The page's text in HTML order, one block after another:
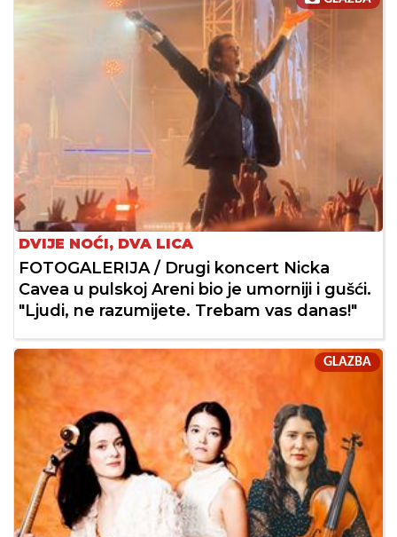
DVIJE NOĆI, DVA LICA
FOTOGALERIJA / Drugi koncert Nicka
Cavea u pulskoj Areni bio je umorniji i gušći.
"Ljudi, ne razumijete. Trebam vas danas!"
GLAZBA